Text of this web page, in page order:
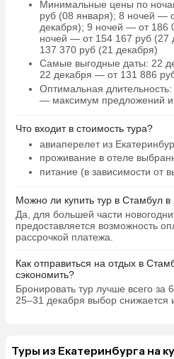
Минимальные цены по
руб (08 января); 8 ночей —
декабря); 9 ночей — от 186
ночей — от 154 167 руб (27
137 370 руб (21 декабря)
Самые выгодные даты: 22
22 декабря — от 131 886
Оптимальная длительность:
— максимум предложений
Что входит в стоимость тура?
авиаперелет из
проживание в отеле
питание (в зависимости от
Можно ли купить тур в Стамбул в
Да, для большей части
предоставляется возможность
рассрочкой платежа.
Как отправиться на отдых в
сэкономить?
Бронировать тур лучше всего за
25–31 декабря выбор снижается
Туры из Екатеринбурга на